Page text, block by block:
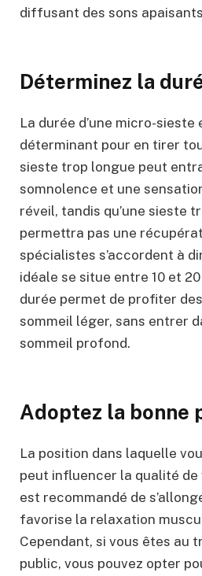
diffusant des sons
Déterminez la
La durée d’une micro-
déterminant pour en tirer
sieste trop longue peut
somnolence et une
réveil, tandis qu’une sieste
permettra pas une
spécialistes s’accordent à
idéale se situe entre 10 et
durée permet de profiter
sommeil léger, sans entrer
sommeil profond.
Adoptez la bonne
La position dans laquelle
peut influencer la qualité
est recommandé de
favorise la relaxation
Cependant, si vous êtes au
public, vous pouvez opter